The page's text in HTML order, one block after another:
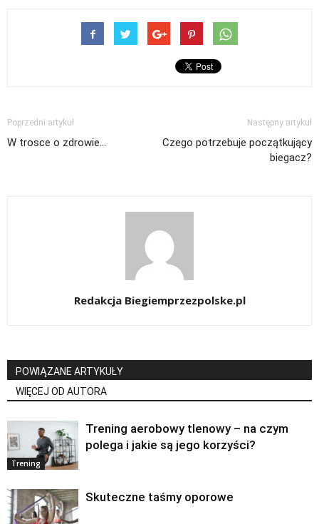
Poprzedni artykuł
W trosce o zdrowie…
Następny artykuł
Czego potrzebuje początkujący
biegacz?
Redakcja Biegiemprzezpolske.pl
POWIĄZANE ARTYKUŁY
WIĘCEJ OD AUTORA
Trening
Trening aerobowy tlenowy – na czym
polega i jakie są jego korzyści?
Skuteczne taśmy oporowe